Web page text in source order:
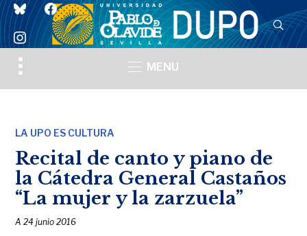
blueskyfacebook
instagram
Toggle
sidebar
MENU
LA UPO ES CULTURA
Recital de canto y piano de
la Cátedra General Castaños
“La mujer y la zarzuela”
A24 junio 2016